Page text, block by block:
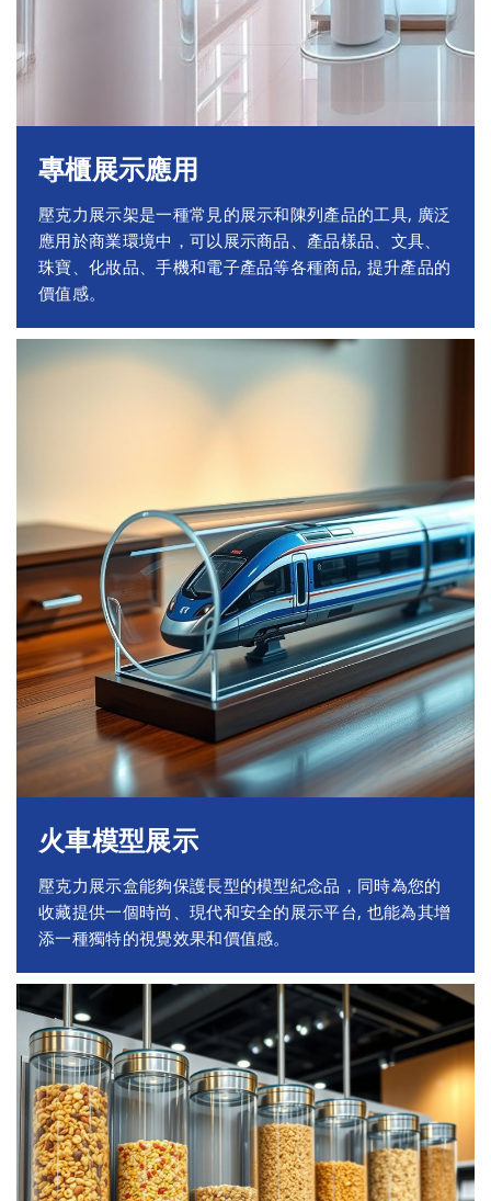
專櫃展示應用
壓克力展示架是一種常見的展示和陳列產品的工具, 廣泛
應用於商業環境中，可以展示商品、產品樣品、文具、
珠寶、化妝品、手機和電子產品等各種商品, 提升產品的
價值感。
火車模型展示
壓克力展示盒能夠保護長型的模型紀念品，同時為您的
收藏提供一個時尚、現代和安全的展示平台, 也能為其增
添一種獨特的視覺效果和價值感。